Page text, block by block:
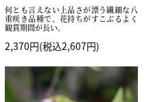
何とも言えない上品さが漂う繊細な八
重咲き品種で、花持ちがすこぶるよく
観賞期間が長い。
2,370円(税込2,607円)